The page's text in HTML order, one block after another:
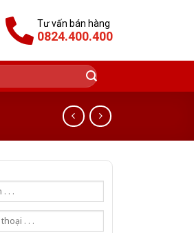
Tư vấn bán hàng
0824.400.400